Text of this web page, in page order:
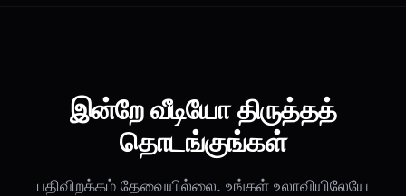
இன்றே வீடியோ திருத்தத்
தொடங்குங்கள்
பதிவிறக்கம் தேவையில்லை. உங்கள் உலாவியிலேயே